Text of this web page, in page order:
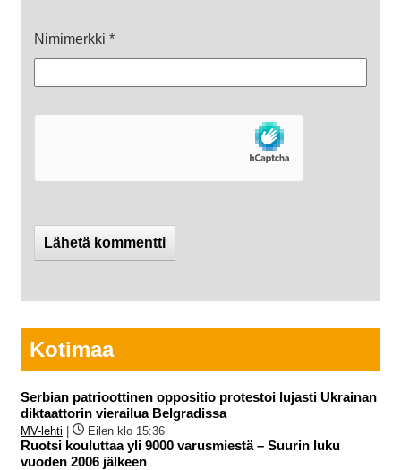
Nimimerkki *
Kotimaa
Serbian patrioottinen oppositio protestoi lujasti Ukrainan
diktaattorin vierailua Belgradissa
MV-lehti | Eilen klo 15:36
Ruotsi kouluttaa yli 9000 varusmiestä – Suurin luku
vuoden 2006 jälkeen